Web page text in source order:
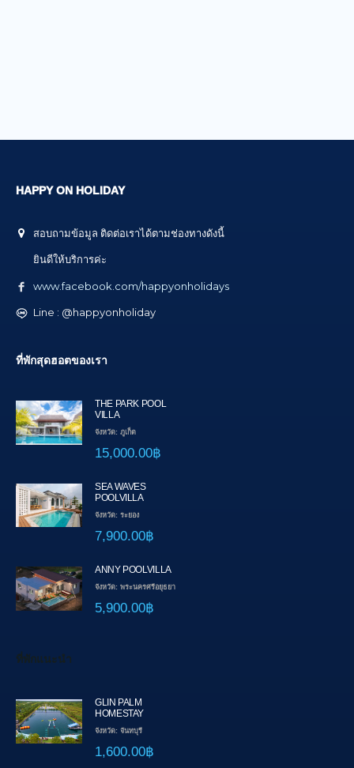
HAPPY ON HOLIDAY
สอบถามข้อมูล ติดต่อเราได้ตามช่องทางดังนี้
ยินดีให้บริการค่ะ
www.facebook.com/happyonholidays
Line : @happyonholiday
ที่พักสุดฮอตของเรา
THE PARK POOL
VILLA
จังหวัด: ภูเก็ต
15,000.00฿
SEA WAVES
POOLVILLA
จังหวัด: ระยอง
7,900.00฿
ANNY POOLVILLA
จังหวัด: พระนครศรีอยุธยา
5,900.00฿
ที่พักแนะนำ
GLIN PALM
HOMESTAY
จังหวัด: จันทบุรี
1,600.00฿